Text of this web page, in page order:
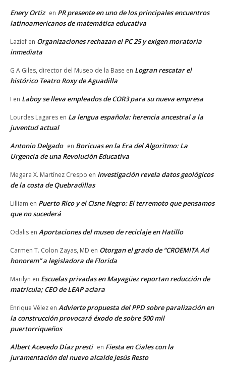
Enery Ortiz en PR presente en uno de los principales encuentros
latinoamericanos de matemática educativa
Lazief en Organizaciones rechazan el PC 25 y exigen moratoria
inmediata
G A Giles, director del Museo de la Base en Logran rescatar el
histórico Teatro Roxy de Aguadilla
I en Laboy se lleva empleados de COR3 para su nueva empresa
Lourdes Lagares en La lengua española: herencia ancestral a la
juventud actual
Antonio Delgado en Boricuas en la Era del Algoritmo: La
Urgencia de una Revolución Educativa
Megara X. Martínez Crespo en Investigación revela datos geológicos
de la costa de Quebradillas
Lilliam en Puerto Rico y el Cisne Negro: El terremoto que pensamos
que no sucederá
Odalis en Aportaciones del museo de reciclaje en Hatillo
Carmen T. Colon Zayas, MD en Otorgan el grado de “CROEMITA Ad
honorem” a legisladora de Florida
Marilyn en Escuelas privadas en Mayagüez reportan reducción de
matrícula; CEO de LEAP aclara
Enrique Vélez en Advierte propuesta del PPD sobre paralización en
la construcción provocará éxodo de sobre 500 mil
puertorriqueños
Albert Acevedo Díaz presti en Fiesta en Ciales con la
juramentación del nuevo alcalde Jesús Resto